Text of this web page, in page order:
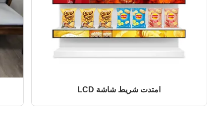
امتدت شريط شاشة LCD